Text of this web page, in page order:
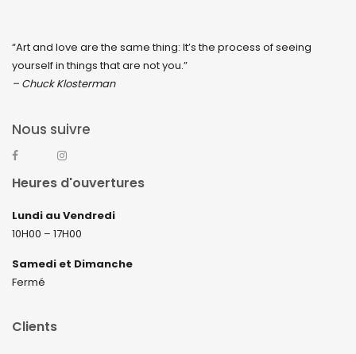
“Art and love are the same thing: It’s the process of seeing
yourself in things that are not you.”
– Chuck Klosterman
Nous suivre
Heures d'ouvertures
Lundi au Vendredi
10H00 – 17H00
Samedi et Dimanche
Fermé
Clients